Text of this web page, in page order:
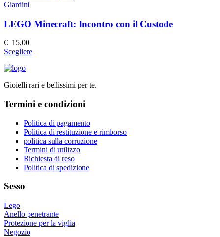
prodotto
Le
opzioni
scelte
del
Giardini
LEGO Minecraft: Incontro con il Custode
€ 15,00
ScegliereQuesto
varianti.
opzioni
essere
scelte
nella
pagina
del
prodotto
Gioielli rari e bellissimi per te.
Termini e condizioni
Politica di pagamento
Politica di restituzione e rimborso
politica sulla corruzione
Termini di utilizzo
Richiesta di reso
Politica di spedizione
Sesso
Lego
Anello penetrante
Protezione per la viglia
Negozio